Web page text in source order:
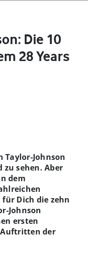
Die 10
28 Years
Taylor-Johnson
sehen. Aber
dem
Dich die zehn
Johnson
ersten
Auftritten der